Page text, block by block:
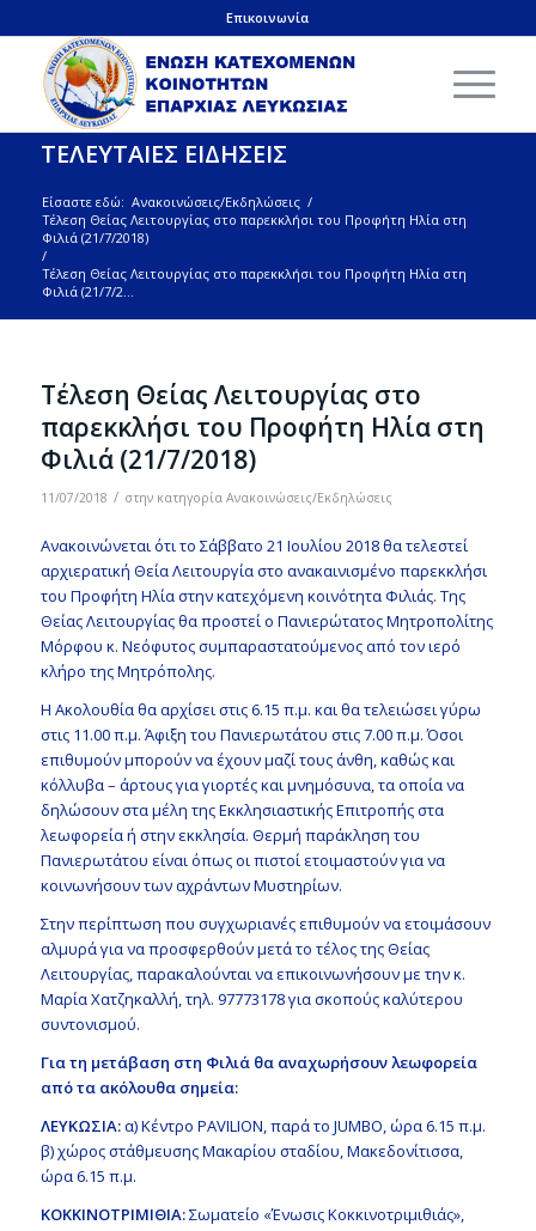
Επικοινωνία
ΤΕΛΕΥΤΑΙΕΣ ΕΙΔΗΣΕΙΣ
Είσαστε εδώ: Ανακοινώσεις/Εκδηλώσεις /
Τέλεση Θείας Λειτουργίας στο παρεκκλήσι του Προφήτη Ηλία στη
Φιλιά (21/7/2018)
/
Τέλεση Θείας Λειτουργίας στο παρεκκλήσι του Προφήτη Ηλία στη
Φιλιά (21/7/2...
Τέλεση Θείας Λειτουργίας στο
παρεκκλήσι του Προφήτη Ηλία στη
Φιλιά (21/7/2018)
11/07/2018 / στην κατηγορία Ανακοινώσεις/Εκδηλώσεις
Aνακοινώνεται ότι το Σάββατο 21 Ιουλίου 2018 θα τελεστεί
αρχιερατική Θεία Λειτουργία στο ανακαινισμένο παρεκκλήσι
του Προφήτη Ηλία στην κατεχόμενη κοινότητα Φιλιάς. Της
Θείας Λειτουργίας θα προστεί ο Πανιερώτατος Μητροπολίτης
Μόρφου κ. Νεόφυτος συμπαραστατούμενος από τον ιερό
κλήρο της Μητρόπολης.
Η Ακολουθία θα αρχίσει στις 6.15 π.μ. και θα τελειώσει γύρω
στις 11.00 π.μ. Άφιξη του Πανιερωτάτου στις 7.00 π.μ. Όσοι
επιθυμούν μπορούν να έχουν μαζί τους άνθη, καθώς και
κόλλυβα – άρτους για γιορτές και μνημόσυνα, τα οποία να
δηλώσουν στα μέλη της Eκκλησιαστικής Eπιτροπής στα
λεωφορεία ή στην εκκλησία. Θερμή παράκληση του
Πανιερωτάτου είναι όπως οι πιστοί ετοιμαστούν για να
κοινωνήσουν των αχράντων Μυστηρίων.
Στην περίπτωση που συγχωριανές επιθυμούν να ετοιμάσουν
αλμυρά για να προσφερθούν μετά το τέλος της Θείας
Λειτουργίας, παρακαλούνται να επικοινωνήσουν με την κ.
Μαρία Χατζηκαλλή, τηλ. 97773178 για σκοπούς καλύτερου
συντονισμού.
Για τη μετάβαση στη Φιλιά θα αναχωρήσουν λεωφορεία
από τα ακόλουθα σημεία:
ΛΕΥΚΩΣΙΑ:α) Κέντρο PAVILION, παρά το JUMBO, ώρα 6.15 π.μ.
β) χώρος στάθμευσης Μακαρίου σταδίου, Μακεδονίτισσα,
ώρα 6.15 π.μ.
ΚΟΚΚΙΝΟΤΡΙΜΙΘΙΑ:Σωματείο «Ένωσις Κοκκινοτριμιθιάς»,